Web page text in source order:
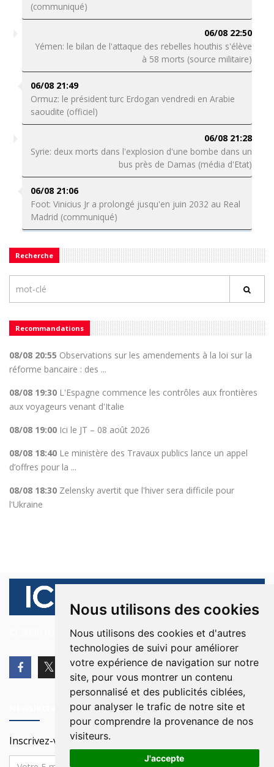
Nous utilisons des cookies
Nous utilisons des cookies et d'autres
technologies de suivi pour améliorer
votre expérience de navigation sur notre
site, pour vous montrer un contenu
personnalisé et des publicités ciblées,
pour analyser le trafic de notre site et
pour comprendre la provenance de nos
visiteurs.
J'accepte
(communiqué)
06/08 22:50
Yémen: le bilan de l'attaque des rebelles houthis s'élève
à 58 morts (source militaire)
06/08 21:49
Ormuz: le président turc Erdogan vendredi en Arabie
saoudite (officiel)
06/08 21:28
Syrie: deux morts dans l'explosion d'une bombe dans un
bus près de Damas (média d'Etat)
06/08 21:06
Foot: Vinicius Jr a prolongé jusqu'en juin 2032 au Real
Madrid (communiqué)
Recherche
Recommandations
08/08 20:55 Observations sur les amendements à la loi sur la
réforme bancaire : des ...
08/08 19:30 L'Espagne commence les contrôles aux frontières
aux voyageurs venant d'Italie
08/08 19:00 Ici le JT – 08 août 2026
08/08 18:40 Le ministère des Travaux publics lance un appel
d’offres pour la ...
08/08 18:30 Zelensky avertit que l'hiver sera difficile pour
l'Ukraine
© 2026 Ici Beyrouth. Tous les droits sont réservés.
Inscrivez-vous à notre Newsletter